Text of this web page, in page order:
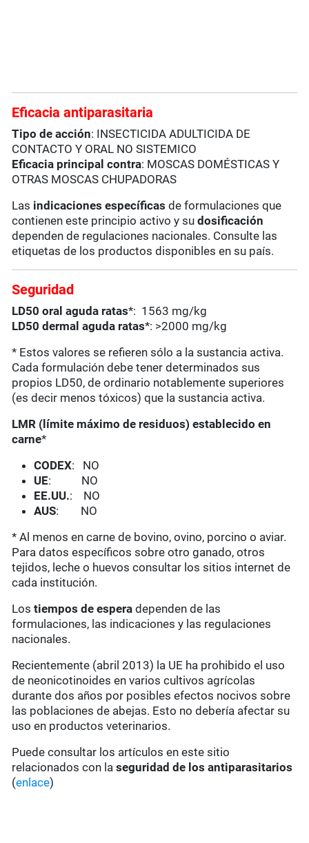
Eficacia antiparasitaria
Tipo de acción: INSECTICIDA ADULTICIDA DE
CONTACTO Y ORAL NO SISTEMICO
Eficacia principal contra: MOSCAS DOMÉSTICAS Y
OTRAS MOSCAS CHUPADORAS
Las indicaciones específicasde formulaciones que
contienen este principio activo y sudosificación
dependen de regulaciones nacionales. Consulte las
etiquetas de los productos disponibles en su país.
Seguridad
LD50 oral aguda ratas*: 1563 mg/kg
LD50 dermal aguda ratas*: >2000 mg/kg
* Estos valores se refieren sólo a la sustancia activa.
Cada formulación debe tener determinados sus
propios LD50, de ordinario notablemente superiores
(es decir menos tóxicos) que la sustancia activa.
LMR (límite máximo de residuos) establecido en
carne*
CODEX: NO
UE: NO
EE.UU.: NO
AUS: NO
* Al menos en carne de bovino, ovino, porcino o aviar.
Para datos específicos sobre otro ganado, otros
tejidos, leche o huevos consultar los sitios internet de
cada institución.
Lostiempos de espera dependen de las
formulaciones, las indicaciones y las regulaciones
nacionales.
Recientemente (abril 2013) la UE ha prohibido el uso
de neonicotinoides en varios cultivos agrícolas
durante dos años por posibles efectos nocivos sobre
las poblaciones de abejas. Esto no debería afectar su
uso en productos veterinarios.
Puede consultar los artículos en este sitio
relacionados con laseguridad de los antiparasitarios
(enlace)